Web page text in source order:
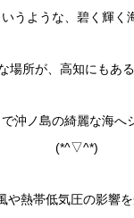
いうような、碧く輝く
場所が、高知にもあ
沖ノ島の綺麗な海へ
(*^▽^*)
や熱帯低気圧の影響